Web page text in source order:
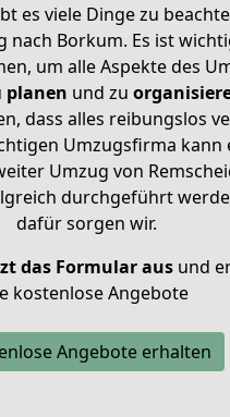
es viele Dinge zu
nach Borkum. Es ist
um alle Aspekte des
planen und zu
dass alles reibungslos
Umzugsfirma kann
Umzug von
durchgeführt
dafür sorgen wir.
das Formular ausund
kostenlose Angebote
Angebote erhalten